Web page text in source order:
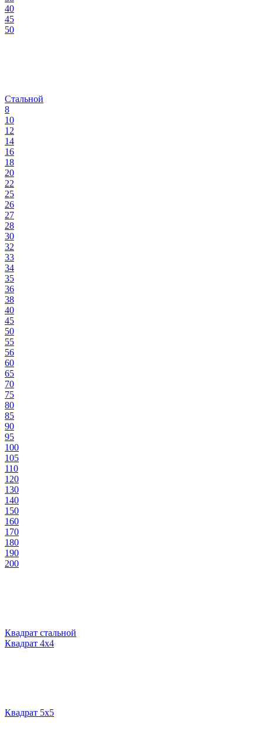
40
45
50
Стальной
8
10
12
14
16
18
20
22
25
26
27
28
30
32
33
34
35
36
38
40
45
50
55
56
60
65
70
75
80
85
90
95
100
105
110
120
130
140
150
160
170
180
190
200
Квадрат стальной
Квадрат 4х4
Квадрат 5х5